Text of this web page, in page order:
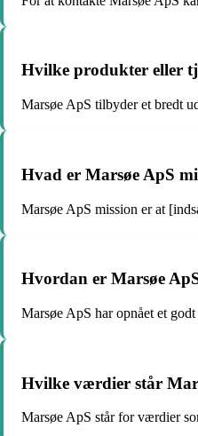
Hvilke produkter eller
Marsøe ApS tilbyder et bredt
Hvad er Marsøe ApS
Marsøe ApS mission er at
Hvordan er Marsøe
Marsøe ApS har opnået et
Hvilke værdier står
Marsøe ApS står for værdier